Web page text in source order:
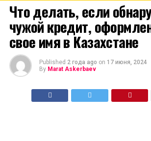
Что делать, если
чужой кредит,
свое имя в Казахстане
Published 2 года ago on 17 июня, 2024
By Marat Askerbaev